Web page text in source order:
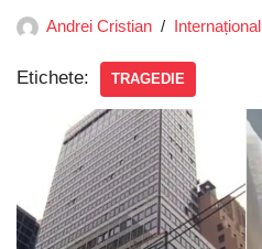
Andrei Cristian Internațional
Etichete: TRAGEDIE